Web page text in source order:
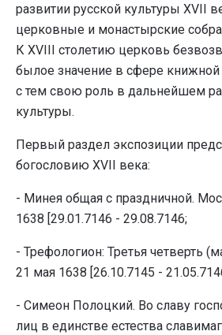
развитии русской культуры XVII
церковные и монастырские
К XVIII столетию церковь
былое значение в сфере книжной
с тем свою роль в дальнейшем
культуры.
Первый раздел экспозиции
богословию XVII века:
- Минея общая с праздничной.
1638 [29.01.7146 - 29.08.7146;
- Трефологион: Третья четверть
21 мая 1638 [26.10.7145 -
- Симеон Полоцкий. Во славу
лиц в единстве естества